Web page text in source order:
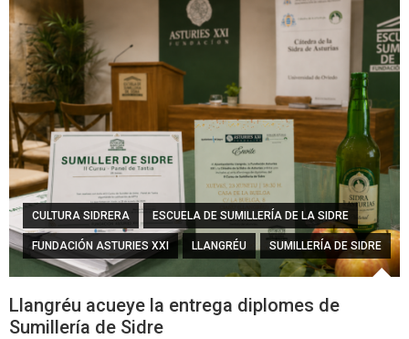
CULTURA SIDRERA ESCUELA DE SUMILLERÍA DE LA SIDRE
FUNDACIÓN ASTURIES XXI LLANGRÉU SUMILLERÍA DE SIDRE
Llangréu acueye la entrega diplomes de
Sumillería de Sidre